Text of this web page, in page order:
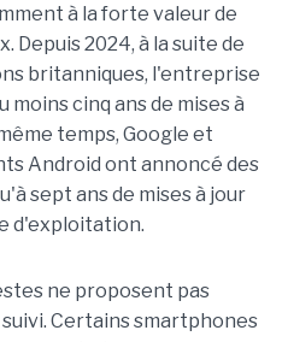
à la forte valeur de
Depuis 2024, à la suite de
britanniques, l'entreprise
cinq ans de mises à
temps, Google et
Android ont annoncé des
sept ans de mises à jour
d'exploitation.
ne proposent pas
Certains smartphones